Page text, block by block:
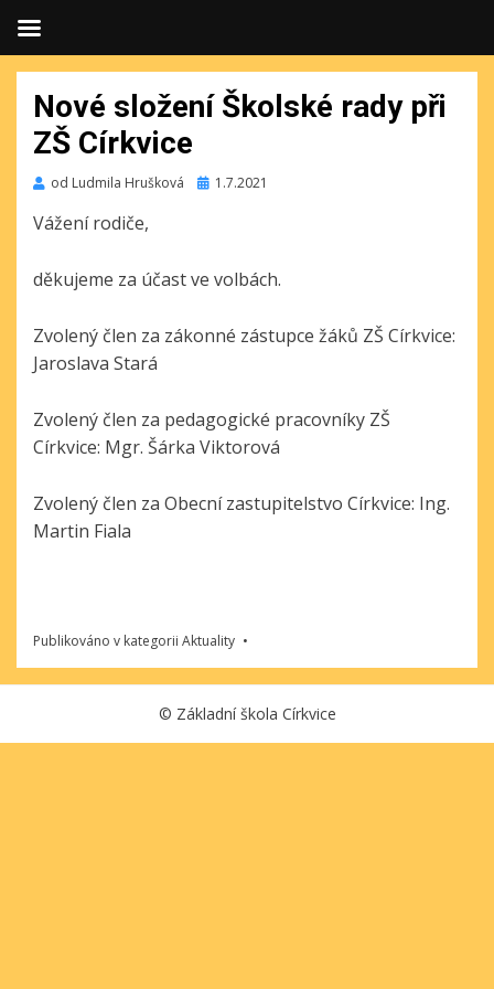
Nové složení Školské rady při
ZŠ Církvice
od Ludmila Hrušková Publikováno
1.7.2021
Vážení rodiče,
děkujeme za účast ve volbách.
Zvolený člen za zákonné zástupce žáků ZŠ Církvice:
Jaroslava Stará
Zvolený člen za pedagogické pracovníky ZŠ
Církvice: Mgr. Šárka Viktorová
Zvolený člen za Obecní zastupitelstvo Církvice: Ing.
Martin Fiala
Publikováno v kategorii Aktuality
© Základní škola Církvice